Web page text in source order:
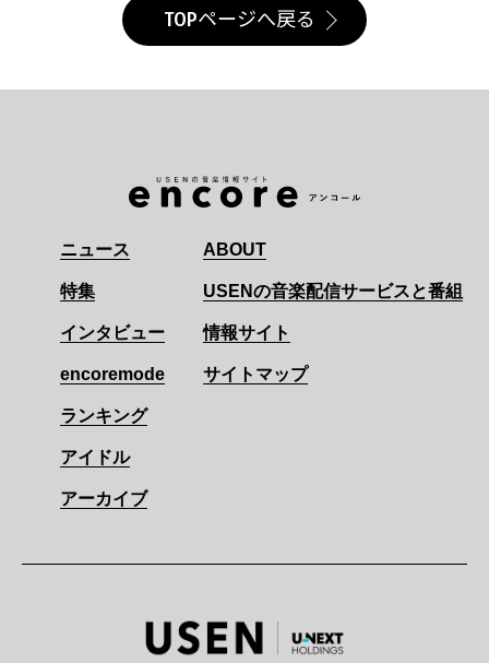
TOPページへ戻る
ニュース
特集
インタビュー
encoremode
ランキング
アイドル
アーカイブ
ABOUT
USENの音楽配信サービスと番組
情報サイト
サイトマップ